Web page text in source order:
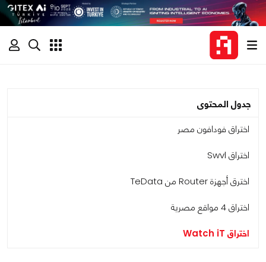
جدول المحتوى
اختراق فودافون مصر
اختراق Swvl
اخترق أجهزة Router من TeData
اختراق 4 مواقع مصرية
اختراق Watch iT